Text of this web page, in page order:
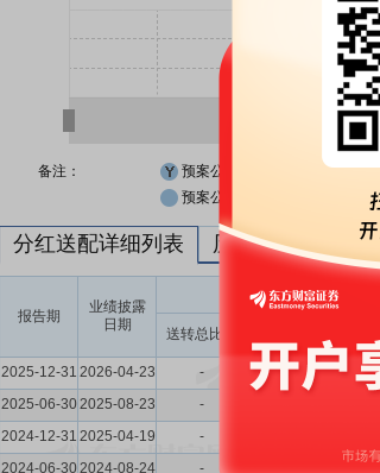
备注： 预案公布日
预案公布日前一交易日
分红送配详细列表 历次分红派息与
报告期
业绩披露
日期
送转股份
送转总比例
2025-12-31 2026-04-23 - - -
2025-06-302025-08-23 -
2024-12-31 2025-04-19 -
2024-06-302024-08-24 -